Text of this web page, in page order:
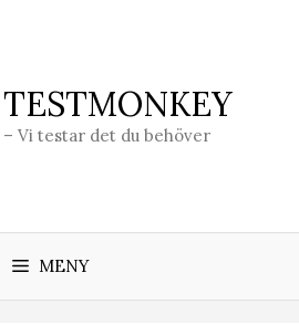
TESTMONKEY
– Vi testar det du behöver
MENY